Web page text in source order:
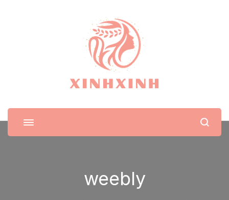
XinhXinh
Trang tin tức cho phái đẹp
weebly